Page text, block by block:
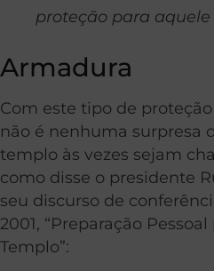
proteção para aquele
Armadura
Com este tipo de
não é nenhuma surpresa
templo às vezes sejam
como disse o presidente
seu discurso de
2001, “Preparação
Templo”: